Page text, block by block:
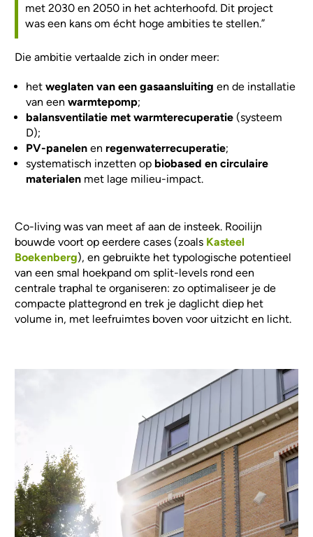
met 2030 en 2050 in het achterhoofd. Dit project
was een kans om écht hoge ambities te stellen.”
Die ambitie vertaalde zich in onder meer:
hetweglaten van een gasaansluiting en de installatie
van eenwarmtepomp;
balansventilatie met warmterecuperatie (systeem
D);
PV-panelen enregenwaterrecuperatie;
systematisch inzetten opbiobased en circulaire
materialen met lage milieu-impact.
Co-living was van meet af aan de insteek. Rooilijn
bouwde voort op eerdere cases (zoals Kasteel
Boekenberg), en gebruikte het typologische potentieel
van een smal hoekpand om split-levels rond een
centrale traphal te organiseren: zo optimaliseer je de
compacte plattegrond en trek je daglicht diep het
volume in, met leefruimtes boven voor uitzicht en licht.